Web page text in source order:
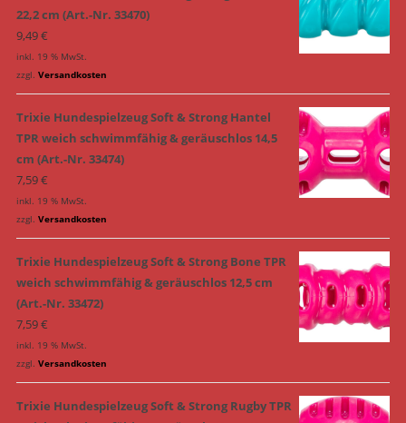
22,2 cm (Art.-Nr. 33470)
9,49€
inkl. 19 % MwSt.
zzgl. Versandkosten
Trixie Hundespielzeug Soft & Strong Hantel
TPR weich schwimmfähig & geräuschlos 14,5
cm (Art.-Nr. 33474)
7,59€
inkl. 19 % MwSt.
zzgl. Versandkosten
Trixie Hundespielzeug Soft & Strong Bone TPR
weich schwimmfähig & geräuschlos 12,5 cm
(Art.-Nr. 33472)
7,59€
inkl. 19 % MwSt.
zzgl. Versandkosten
Trixie Hundespielzeug Soft & Strong Rugby TPR